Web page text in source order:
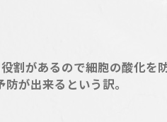
割があるので細胞の酸化を
が出来るという訳。